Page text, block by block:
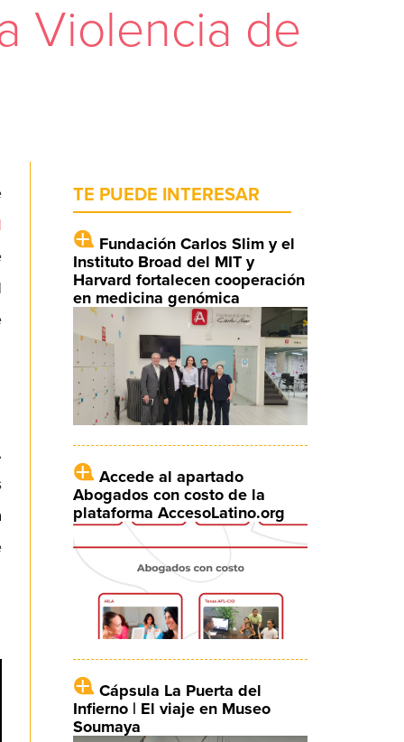
Violencia de
TE PUEDE INTERESAR
Fundación Carlos Slim y el
Instituto Broad del MIT y
Harvard fortalecen cooperación
en medicina genómica
Accede al apartado
Abogados con costo de la
plataforma AccesoLatino.org
Cápsula La Puerta del
Infierno | El viaje en Museo
Soumaya